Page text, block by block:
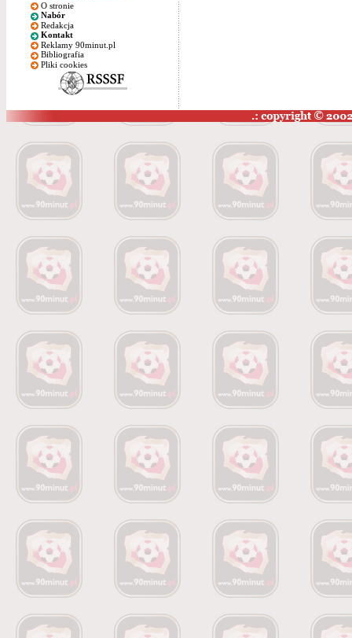
O stronie
Nabór
Redakcja
Kontakt
Reklamy 90minut.pl
Bibliografia
Pliki cookies